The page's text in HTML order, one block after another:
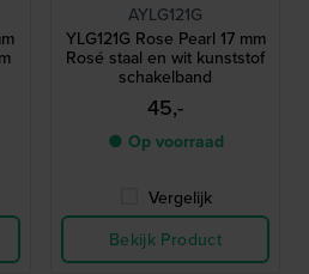
AYLG121G
YLG121G Rose Pearl 17 mm
Rosé staal en wit kunststof
schakelband
45,-
● Op voorraad
Vergelijk
Bekijk Product